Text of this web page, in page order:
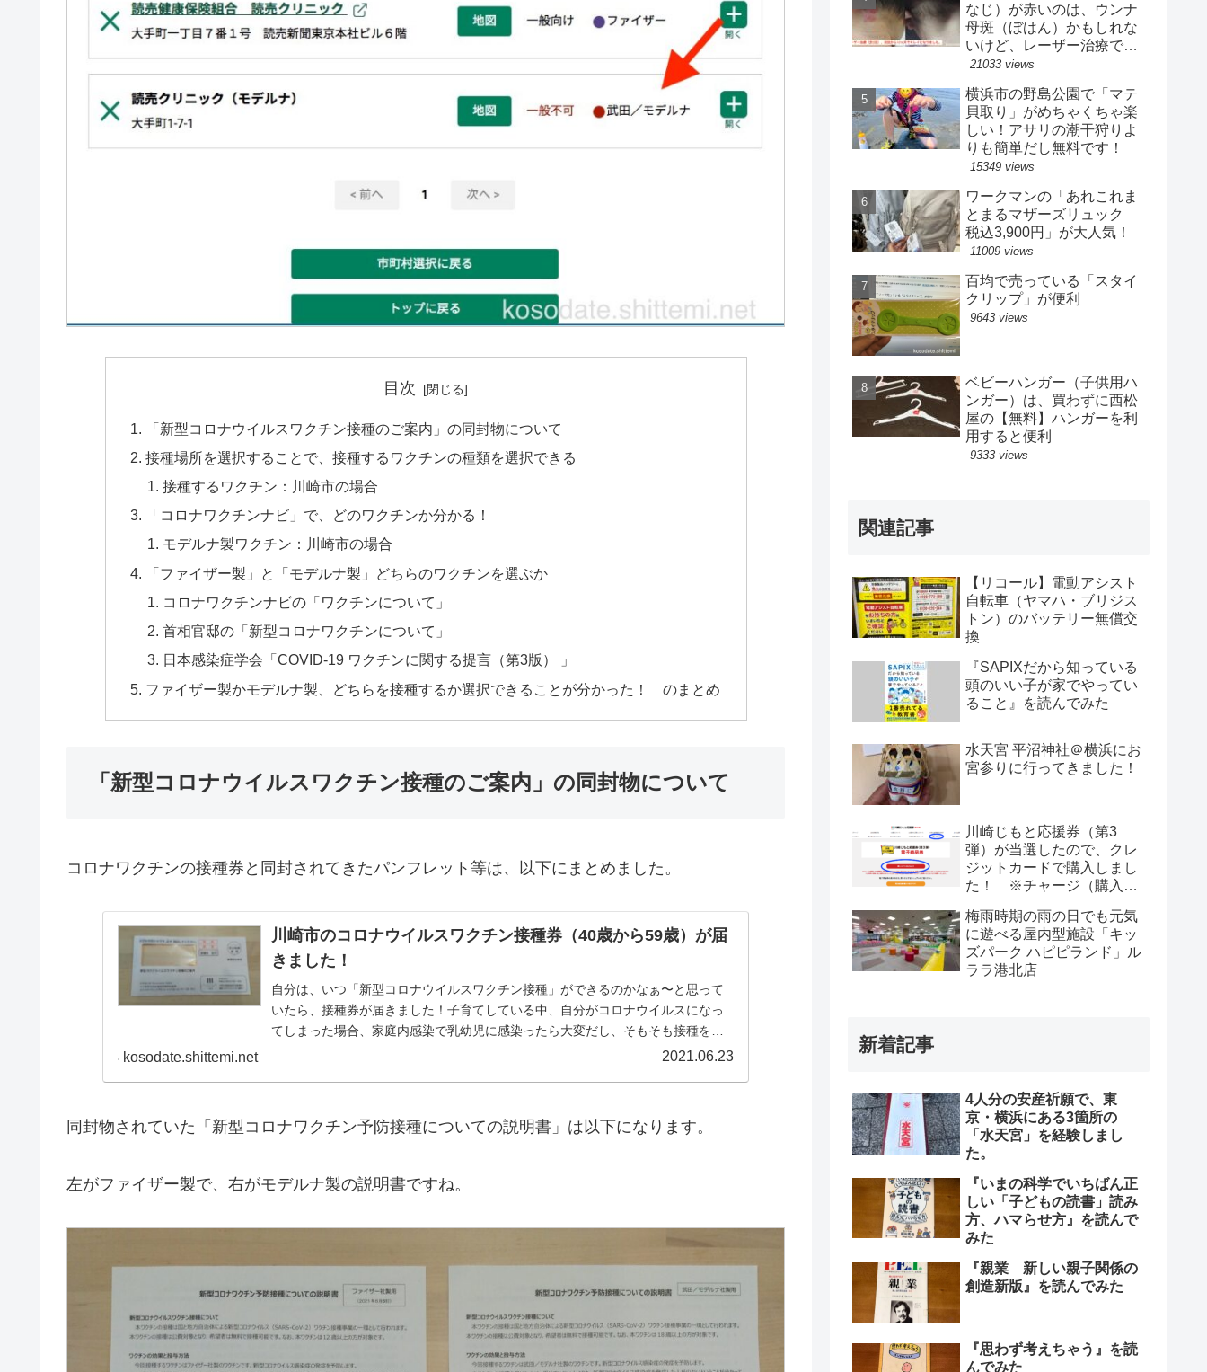
目次
「新型コロナウイルスワクチン接種のご案内」の同封物について
接種場所を選択することで、接種するワクチンの種類を選択できる
接種するワクチン：川崎市の場合
「コロナワクチンナビ」で、どのワクチンか分かる！
モデルナ製ワクチン：川崎市の場合
「ファイザー製」と「モデルナ製」どちらのワクチンを選ぶか
コロナワクチンナビの「ワクチンについて」
首相官邸の「新型コロナワクチンについて」
日本感染症学会「COVID-19 ワクチンに関する提言（第3版） 」
ファイザー製かモデルナ製、どちらを接種するか選択できることが分かった！ のまとめ
「新型コロナウイルスワクチン接種のご案内」の同封物について
コロナワクチンの接種券と同封されてきたパンフレット等は、以下にまとめました。
川崎市のコロナウイルスワクチン接種券（40歳から59歳）が届
きました！
自分は、いつ「新型コロナウイルスワクチン接種」ができるのかなぁ〜と思って
いたら、接種券が届きました！子育てしている中、自分がコロナウイルスになっ
てしまった場合、家庭内感染で乳幼児に感染ったら大変だし、そもそも接種をす
kosodate.shittemi.net 2021.06.23
同封物されていた「新型コロナワクチン予防接種についての説明書」は以下になります。
左がファイザー製で、右がモデルナ製の説明書ですね。
なじ）が赤いのは、ウンナ
母斑（ぼはん）かもしれな
いけど、レーザー治療で目
立たなくなりました！【治
21033 views
横浜市の野島公園で「マテ
貝取り」がめちゃくちゃ楽
しい！アサリの潮干狩りよ
りも簡単だし無料です！
15349 views
ワークマンの「あれこれま
とまるマザーズリュック
税込3,900円」が大人気！
11009 views
百均で売っている「スタイ
クリップ」が便利
9643 views
ベビーハンガー（子供用ハ
ンガー）は、買わずに西松
屋の【無料】ハンガーを利
用すると便利
9333 views
関連記事
【リコール】電動アシスト
自転車（ヤマハ・ブリジス
トン）のバッテリー無償交
換
『SAPIXだから知っている
頭のいい子が家でやってい
ること』を読んでみた
水天宮 平沼神社＠横浜にお
宮参りに行ってきました！
川崎じもと応援券（第3
弾）が当選したので、クレ
ジットカードで購入しまし
た！ ※チャージ（購入）
梅雨時期の雨の日でも元気
に遊べる屋内型施設「キッ
ズパーク ハピピランド」ル
ララ港北店
新着記事
4人分の安産祈願で、東
京・横浜にある3箇所の
「水天宮」を経験しまし
た。
『いまの科学でいちばん正
しい「子どもの読書」読み
方、ハマらせ方』を読んで
みた
『親業 新しい親子関係の
創造新版』を読んでみた
『思わず考えちゃう』を読
んでみた